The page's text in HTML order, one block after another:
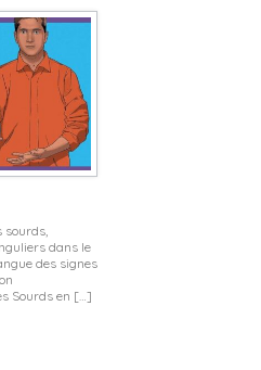
sourds,
dans le
des signes
Sourds en […]